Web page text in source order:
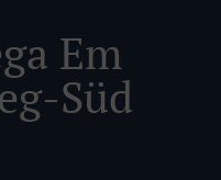
Em
Süd